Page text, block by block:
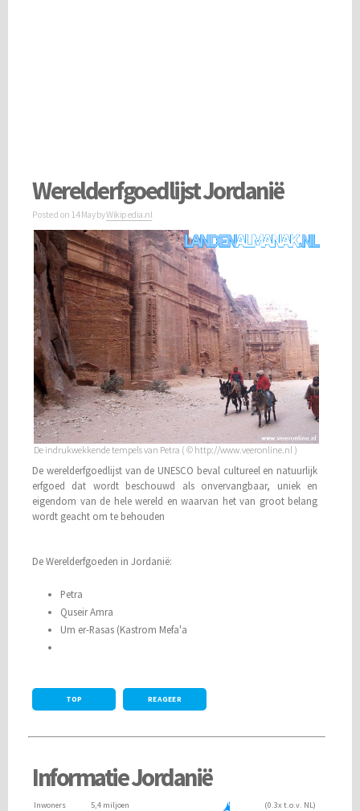
Werelderfgoedlijst Jordanië
Posted on 14 MaybyWikipedia.nl
De indrukwekkende tempels van Petra ( © http://www.veeronline.nl )
De werelderfgoedlijst van de UNESCO beval cultureel en natuurlijk
erfgoed dat wordt beschouwd als onvervangbaar, uniek en
eigendom van de hele wereld en waarvan het van groot belang
wordt geacht om te behouden
De Werelderfgoeden in Jordanië:
Petra
Quseir Amra
Um er-Rasas (Kastrom Mefa'a
TOP REAGEER
Informatie Jordanië
Inwoners 5,4 miljoen
(0.3x t.o.v. NL)